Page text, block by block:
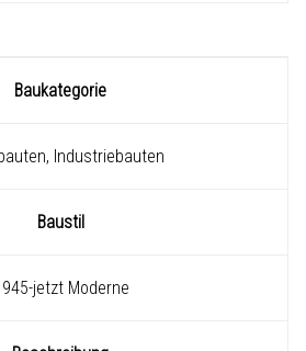
Baukategorie
Industriebauten
Baustil
jetzt Moderne